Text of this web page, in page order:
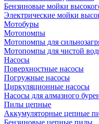
Бензиновые мойки
Электрические мойки
Мотобуры
Мотопомпы
Мотопомпы для
Мотопомпы для чистой
Насосы
Поверхностные насосы
Погружные насосы
Циркуляционные насосы
Насосы для алмазного
Пилы цепные
Аккумуляторные цепные
Бензиновые цепные пилы